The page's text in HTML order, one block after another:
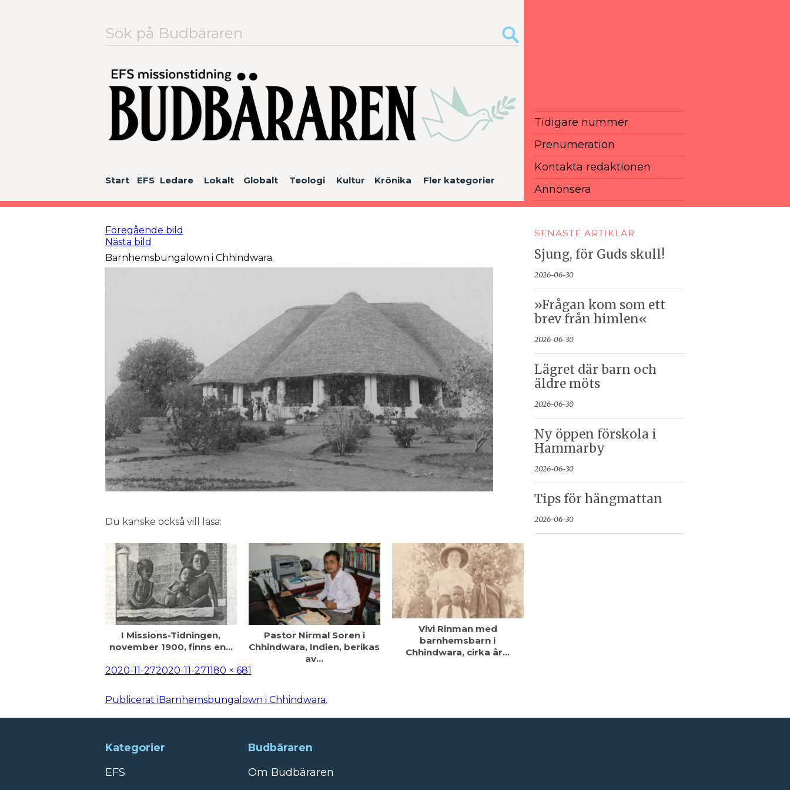
Sök
efter:
Start EFS Ledare Lokalt Globalt Teologi Kultur Krönika Fler kategorier
Tidigare nummer
Prenumeration
Kontakta redaktionen
Annonsera
Föregående bild
Nästa bild
Barnhemsbungalown i Chhindwara.
Du kanske också vill läsa:
I Missions-Tidningen,
november 1900, finns en…
Pastor Nirmal Soren i
Chhindwara, Indien, berikas
av…
Vivi Rinman med
barnhemsbarn i
Chhindwara, cirka år…
Postat
2020-11-272020-11-27Full
1180 × 681
Inläggsnavigering
Publicerat iBarnhemsbungalown i Chhindwara.
SENASTE ARTIKLAR
Sjung, för Guds skull!
2026-06-30
»Frågan kom som ett
brev från himlen«
2026-06-30
Lägret där barn och
äldre möts
2026-06-30
Ny öppen förskola i
Hammarby
2026-06-30
Tips för hängmattan
2026-06-30
Kategorier
EFS
Budbäraren
Om Budbäraren